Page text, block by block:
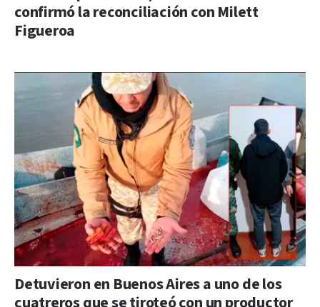
confirmó la reconciliación con Milett
Figueroa
Detuvieron en Buenos Aires a uno de los
cuatreros que se tiroteó con un productor